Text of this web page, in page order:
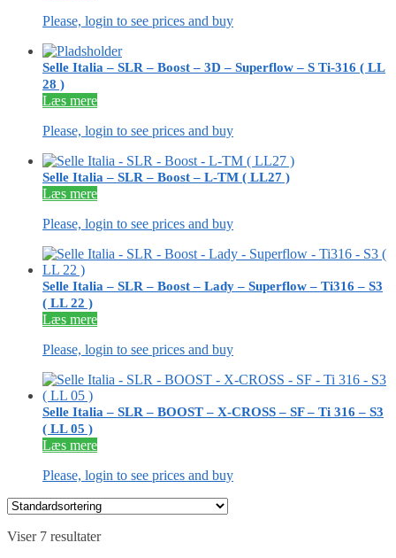
Please, login to see prices and buy
Selle Italia – SLR – Boost – 3D – Superflow – S Ti-316 ( LL
28 )
Læs mere
Please, login to see prices and buy
Selle Italia – SLR – Boost – L-TM ( LL27 )
Læs mere
Please, login to see prices and buy
Selle Italia – SLR – Boost – Lady – Superflow – Ti316 – S3
( LL 22 )
Læs mere
Please, login to see prices and buy
Selle Italia – SLR – BOOST – X-CROSS – SF – Ti 316 – S3
( LL 05 )
Læs mere
Please, login to see prices and buy
Viser 7 resultater